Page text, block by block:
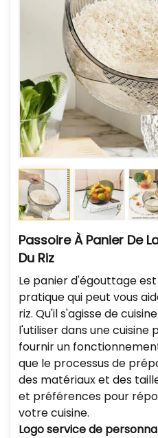
Passoire À Panier De
Du Riz
Le panier d'égouttage
pratique qui peut vous
riz. Qu'il s'agisse de
l'utiliser dans une cuisine
fournir un
que le processus de
des matériaux et des
et préférences pour
votre cuisine.
Logoservice de